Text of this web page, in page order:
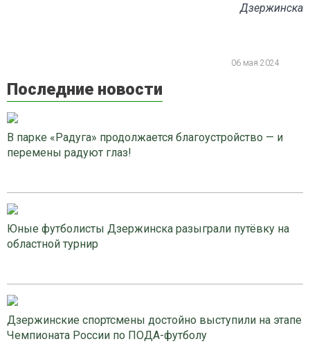
Дзержинска
06 мая 2024
Последние новости
В парке «Радуга» продолжается благоустройство — и
перемены радуют глаз!
Юные футболисты Дзержинска разыграли путёвку на
областной турнир
Дзержинские спортсмены достойно выступили на этапе
Чемпионата России по ПОДА-футболу